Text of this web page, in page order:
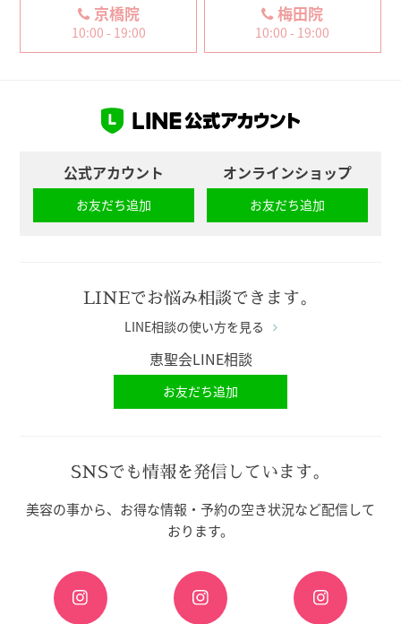
京橋院
10:00 - 19:00
梅田院
10:00 - 19:00
公式アカウント
お友だち追加
オンラインショップ
お友だち追加
LINEでお悩み相談できます。
LINE相談の使い方を見る
恵聖会LINE相談
お友だち追加
SNSでも情報を発信しています。
美容の事から、お得な情報・予約の空き状況など配信して
おります。